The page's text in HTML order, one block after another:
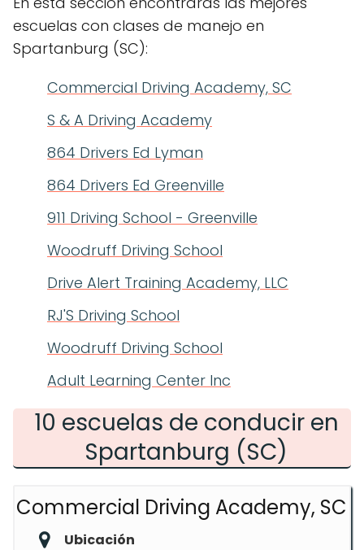
escuelas con clases de manejo en
Spartanburg (SC):
Commercial Driving Academy, SC
S & A Driving Academy
864 Drivers Ed Lyman
864 Drivers Ed Greenville
911 Driving School - Greenville
Woodruff Driving School
Drive Alert Training Academy, LLC
RJ'S Driving School
Woodruff Driving School
Adult Learning Center Inc
10 escuelas de conducir en
Spartanburg (SC)
Commercial Driving Academy, SC
Ubicación